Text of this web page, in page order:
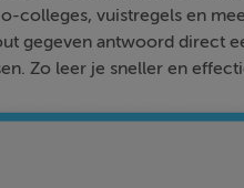
colleges, vuistregels en
gegeven antwoord direct
Zo leer je sneller en